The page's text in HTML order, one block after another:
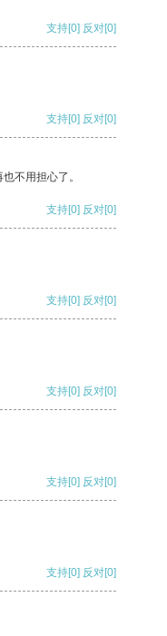
支持[0] 反对[0]
支持[0] 反对[0]
不用担心了。
支持[0] 反对[0]
支持[0] 反对[0]
支持[0] 反对[0]
支持[0] 反对[0]
支持[0] 反对[0]